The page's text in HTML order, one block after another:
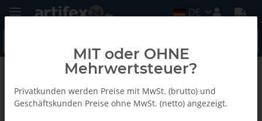
DE
Zurück zur Liste Fein
MIT oder OHNE
Mehrwertsteuer?
Privatkunden werden Preise mit MwSt. (brutto) und
Geschäftskunden Preise ohne MwSt. (netto) angezeigt.